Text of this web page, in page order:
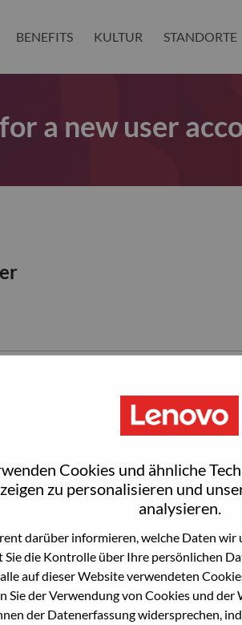
Cookies und ähnliche
zu personalisieren und
analysieren.
darüber informieren, welche Daten wir
Sie die Kontrolle über Ihre persönlichen
auf dieser Website verwendeten
Sie der Verwendung von Cookies und
der Datenerfassung widersprechen,
BENEFITS KULTUR STANDORTE
a new user
beworben haben, haben wir Ihre E-
"Passwort vergessen", um Ihr Passwort